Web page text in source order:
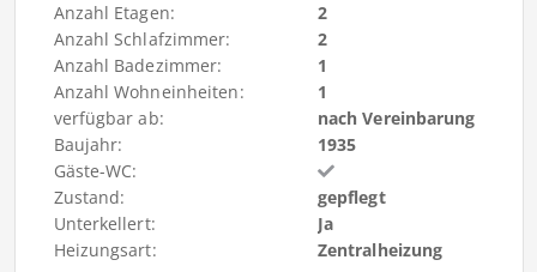
Anzahl Etagen:
2
Anzahl Schlafzimmer:
2
Anzahl Badezimmer:
1
Anzahl Wohneinheiten:
1
verfügbar ab:
nach Vereinbarung
Baujahr:
1935
Gäste-WC:
Zustand:
gepflegt
Unterkellert:
Ja
Heizungsart:
Zentralheizung